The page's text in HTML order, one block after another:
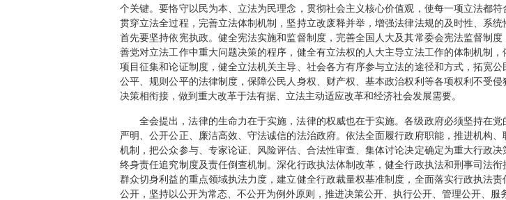
个关键。要恪守以民为本、立法为民理念，贯彻社会主义核心价值观，使每一项立法都
贯穿立法全过程，完善立法体制机制，坚持立改废释并举，增强法律法规的及时性、系
首先要坚持依宪执政。健全宪法实施和监督制度，完善全国人大及其常委会宪法监督制
善党对立法工作中重大问题决策的程序，健全有立法权的人大主导立法工作的体制机制
项目征集和论证制度，健全立法机关主导、社会各方有序参与立法的途径和方式，拓宽
公平、规则公平的法律制度，保障公民人身权、财产权、基本政治权利等各项权利不受
决策相衔接，做到重大改革于法有据、立法主动适应改革和经济社会发展需要。
全会提出，法律的生命力在于实施，法律的权威也在于实施。各级政府必须坚持在
严明、公开公正、廉洁高效、守法诚信的法治政府。依法全面履行政府职能，推进机构
机制，把公众参与、专家论证、风险评估、合法性审查、集体讨论决定确定为重大行政
终身责任追究制度及责任倒查机制。深化行政执法体制改革，健全行政执法和刑事司法
群众切身利益的重点领域执法力度，建立健全行政裁量权基准制度，全面落实行政执法
公开，坚持以公开为常态、不公开为例外原则，推进决策公开、执行公开、管理公开、服